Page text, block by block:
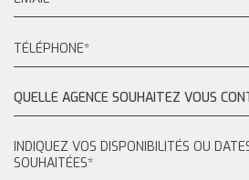
QUELLE AGENCE SOUHAITEZ VOUS